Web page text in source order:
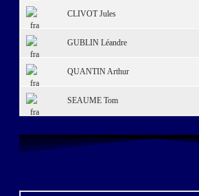
CLIVOT Jules
GUBLIN Léandre
QUANTIN Arthur
SEAUME Tom